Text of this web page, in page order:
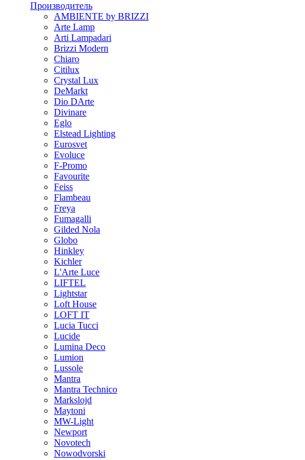
Производитель
AMBIENTE by BRIZZI
Arte Lamp
Arti Lampadari
Brizzi Modern
Chiaro
Citilux
Crystal Lux
DeMarkt
Dio DArte
Divinare
Eglo
Elstead Lighting
Eurosvet
Evoluce
F-Promo
Favourite
Feiss
Flambeau
Freya
Fumagalli
Gilded Nola
Globo
Hinkley
Kichler
L'Arte Luce
LIFTEL
Lightstar
Loft House
LOFT IT
Lucia Tucci
Lucide
Lumina Deco
Lumion
Lussole
Mantra
Mantra Technico
Markslojd
Maytoni
MW-Light
Newport
Novotech
Nowodvorski